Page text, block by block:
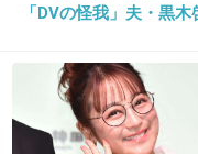
なぜ最初に気付かない
「DVの怪我」夫・黒